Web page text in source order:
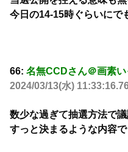
今日の14-15時ぐらいにで
66: 名無CCDさん＠画素
2024/03/13(水)
数少な過ぎて抽選方法で
すっと決まるような内容で